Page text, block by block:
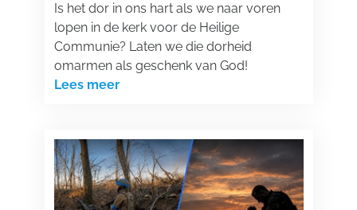
Is het dor in ons hart als we naar voren
lopen in de kerk voor de Heilige
Communie? Laten we die dorheid
omarmen als geschenk van God!
Lees meer